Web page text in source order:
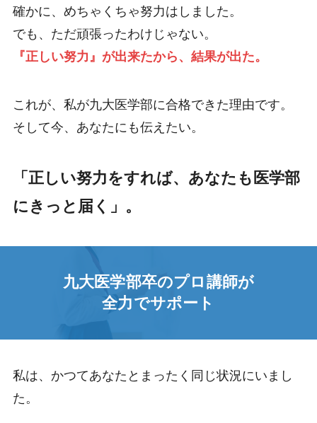
確かに、めちゃくちゃ努力はしました。
でも、ただ頑張ったわけじゃない。
『正しい努力』が出来たから、結果が出た。
これが、私が九大医学部に合格できた理由です。
そして今、あなたにも伝えたい。
「正しい努力をすれば、あなたも医学部
にきっと届く」。
九大医学部卒のプロ講師が
全力でサポート
私は、かつてあなたとまったく同じ状況にいまし
た。